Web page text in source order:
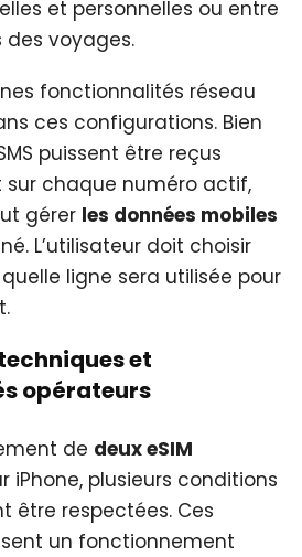
et personnelles ou entre
voyages.
fonctionnalités réseau
ces configurations. Bien
puissent être reçus
chaque numéro actif,
gérer les données mobiles
L’utilisateur doit choisir
ligne sera utilisée pour
et
opérateurs
de deux eSIM
iPhone, plusieurs conditions
être respectées. Ces
un fonctionnement